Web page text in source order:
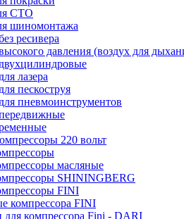
СТО
шиномонтажа
ресивера
давления (воздух для
лазера
пескоструя
пневмоинструментов
220 вольт
масляные
SHININGBERG
FINI
компрессора FINI
для компрессора Fini - DARI